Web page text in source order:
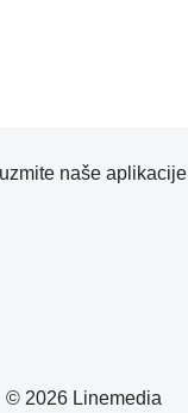
© 2026 Linemedia
naše aplikacije